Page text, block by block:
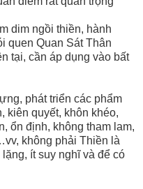
dim ngồi thiền, hành
quen Quan Sát Thân
tại, cần áp dụng vào bất
phát triển các phẩm
kiên quyết, khôn khéo,
ổn định, không tham lam,
không phải Thiền là
ít suy nghĩ và để có